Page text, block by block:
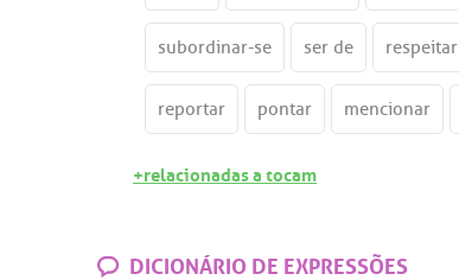
subordinar-se ser de respeitar
reportar pontar mencionar
+relacionadas a tocam
DICIONÁRIO DE EXPRESSÕES